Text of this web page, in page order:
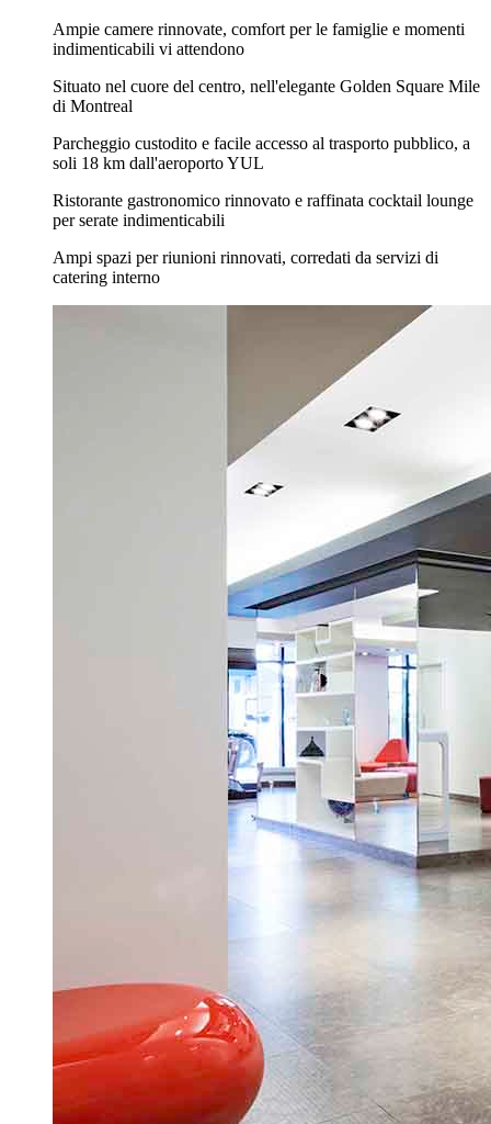
Ampie camere rinnovate, comfort per le famiglie e momenti
indimenticabili vi attendono
Situato nel cuore del centro, nell'elegante Golden Square Mile
di Montreal
Parcheggio custodito e facile accesso al trasporto pubblico, a
soli 18 km dall'aeroporto YUL
Ristorante gastronomico rinnovato e raffinata cocktail lounge
per serate indimenticabili
Ampi spazi per riunioni rinnovati, corredati da servizi di
catering interno